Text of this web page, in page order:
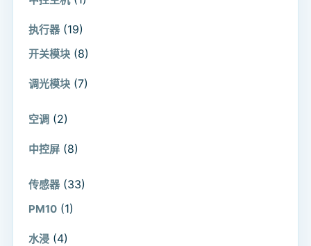
执行器 (19)
开关模块 (8)
调光模块 (7)
空调 (2)
中控屏 (8)
传感器 (33)
PM10 (1)
水浸 (4)